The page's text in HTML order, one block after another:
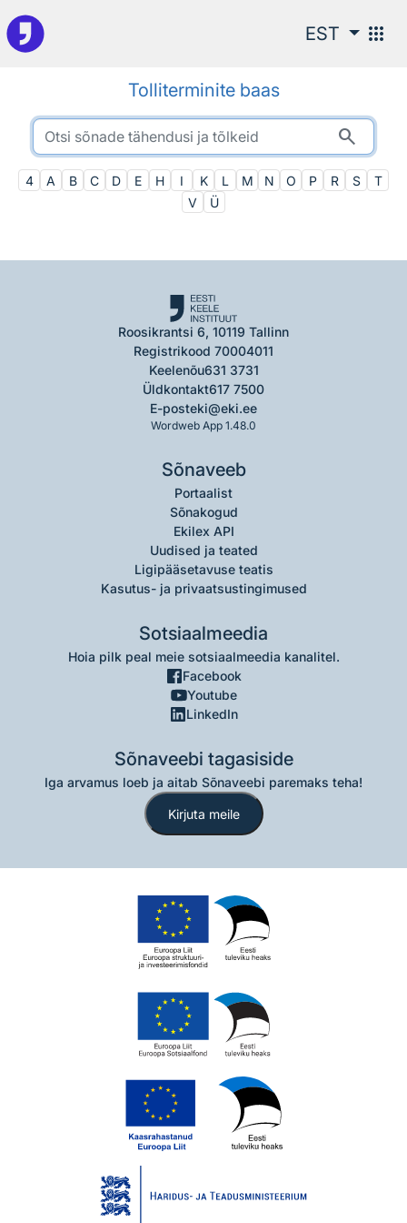
Otsingu juurde
EST apps
Tolliterminite baas
search
4 A B C D E H I K L M N O P R S
T
V
Ü
Roosikrantsi 6, 10119 Tallinn
Registrikood 70004011
Keelenõu631 3731
Üldkontakt617 7500
E-posteki@eki.ee
Wordweb App 1.48.0
Sõnaveeb
Portaalist
Sõnakogud
Ekilex API
Uudised ja teated
Ligipääsetavuse teatis
Kasutus- ja privaatsustingimused
Sotsiaalmeedia
Hoia pilk peal meie sotsiaalmeedia kanalitel.
Facebook
Youtube
LinkedIn
Sõnaveebi tagasiside
Iga arvamus loeb ja aitab Sõnaveebi paremaks teha!
Kirjuta meile